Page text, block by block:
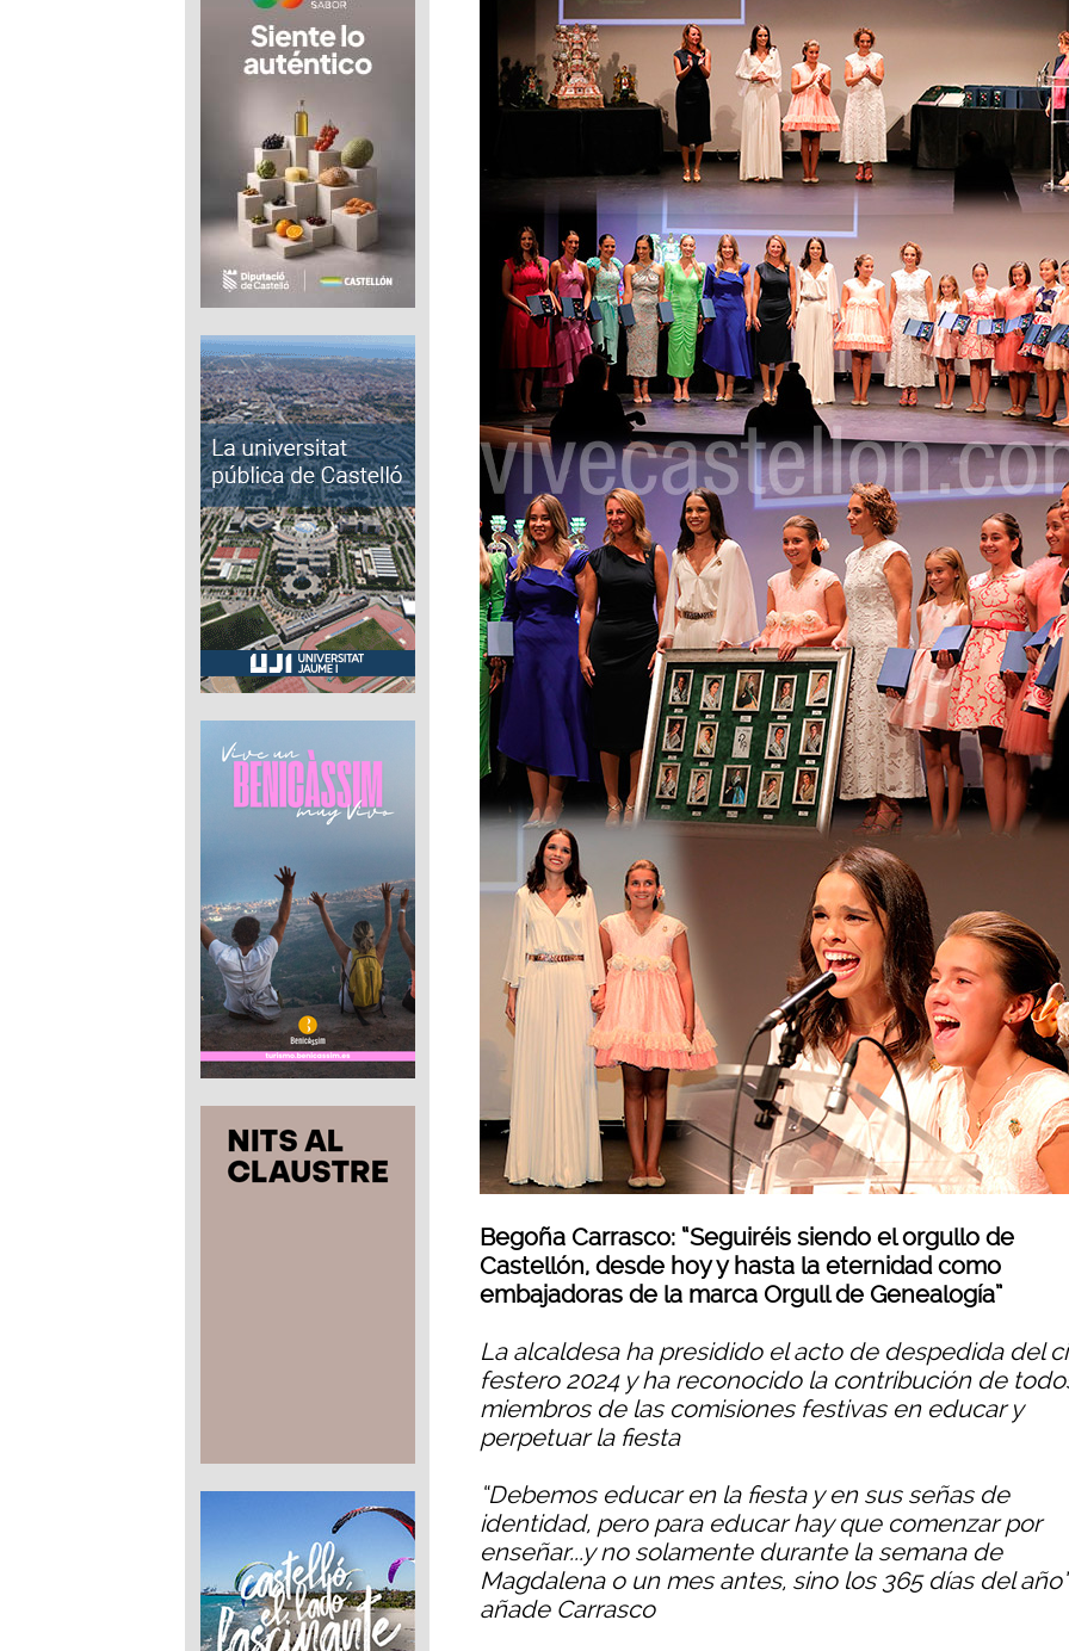
Begoña Carrasco: “Seguiréis siendo el orgullo de
Castellón, desde hoy y hasta la eternidad como
embajadoras de la marca Orgull de Genealogía”
La alcaldesa ha presidido el acto de despedida del
festero 2024 y ha reconocido la contribución de
miembros de las comisiones festivas en educar y
perpetuar la fiesta
“Debemos educar en la fiesta y en sus señas de
identidad, pero para educar hay que comenzar por
enseñar...y no solamente durante la semana de
Magdalena o un mes antes, sino los 365 días del
añade Carrasco